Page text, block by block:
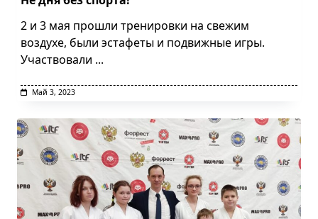
2 и 3 мая прошли тренировки на свежим
воздухе, были эстафеты и подвижные игры.
Участвовали ...
Май 3, 2023